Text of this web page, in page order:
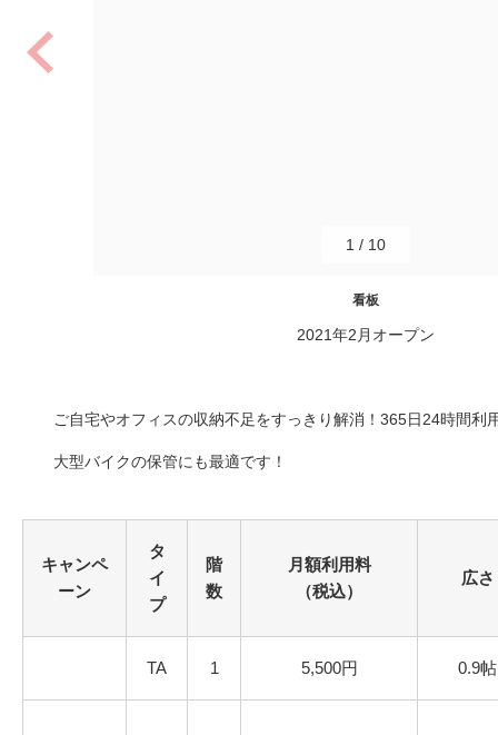
看板
2021年2月オープン
1 / 10
ご自宅やオフィスの収納不足をすっきり解消！365日24時間利
大型バイクの保管にも最適です！
キャンペ
ーン
タ
イ
プ
階
数
月額利用料
（税込）
広さ
TA 1 5,500円 0.9帖